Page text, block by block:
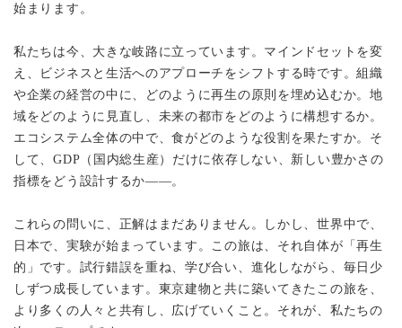
始まります。
私たちは今、大きな岐路に立っています。マインドセットを変
え、ビジネスと生活へのアプローチをシフトする時です。組織
や企業の経営の中に、どのように再生の原則を埋め込むか。地
域をどのように見直し、未来の都市をどのように構想するか。
エコシステム全体の中で、食がどのような役割を果たすか。そ
して、GDP（国内総生産）だけに依存しない、新しい豊かさの
指標をどう設計するか——。
これらの問いに、正解はまだありません。しかし、世界中で、
日本で、実験が始まっています。この旅は、それ自体が「再生
的」です。試行錯誤を重ね、学び合い、進化しながら、毎日少
しずつ成長しています。東京建物と共に築いてきたこの旅を、
より多くの人々と共有し、広げていくこと。それが、私たちの